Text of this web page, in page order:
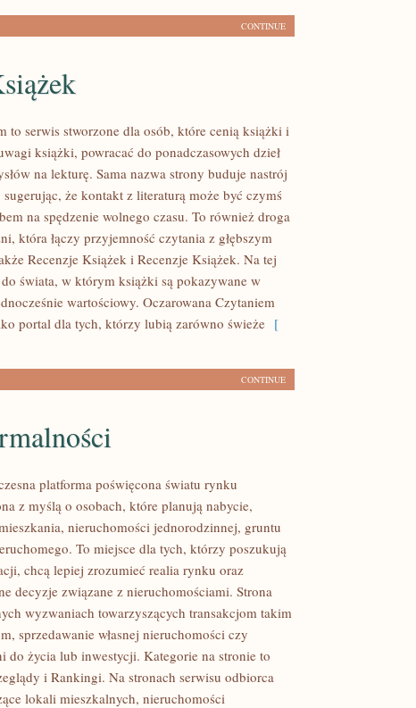
CONTINUE
to serwis stworzone dla osób, które cenią książki i
książki, powracać do ponadczasowych dzieł
na lekturę. Sama nazwa strony buduje nastrój
że kontakt z literaturą może być czymś
na spędzenie wolnego czasu. To również droga
która łączy przyjemność czytania z głębszym
Recenzje Książek i Recenzje Książek. Na tej
świata, w którym książki są pokazywane w
wartościowy. Oczarowana Czytaniem
portal dla tych, którzy lubią zarówno świeże [
CONTINUE
platforma poświęcona światu rynku
z myślą o osobach, które planują nabycie,
nieruchomości jednorodzinnej, gruntu
To miejsce dla tych, którzy poszukują
chcą lepiej zrozumieć realia rynku oraz
decyzje związane z nieruchomościami. Strona
wyzwaniach towarzyszących transakcjom takim
sprzedawanie własnej nieruchomości czy
do życia lub inwestycji. Kategorie na stronie to
i Rankingi. Na stronach serwisu odbiorca
lokali mieszkalnych, nieruchomości